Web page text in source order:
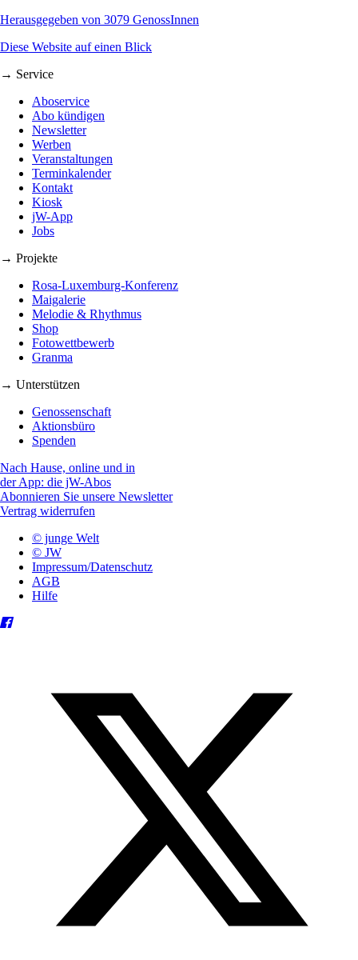
Herausgegeben von 3079 GenossInnen
Diese Website auf einen Blick
→ Service
Aboservice
Abo kündigen
Newsletter
Werben
Veranstaltungen
Terminkalender
Kontakt
Kiosk
jW-App
Jobs
→ Projekte
Rosa-Luxemburg-Konferenz
Maigalerie
Melodie & Rhythmus
Shop
Fotowettbewerb
Granma
→ Unterstützen
Genossenschaft
Aktionsbüro
Spenden
Nach Hause, online und in
der App: die jW-Abos
Abonnieren Sie unsere Newsletter
Vertrag widerrufen
© junge Welt
© JW
Impressum/Datenschutz
AGB
Hilfe